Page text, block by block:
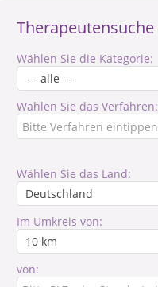
Therapeutensuche
Wählen Sie die Kategorie:
Wählen Sie das Verfahren:
Wählen Sie das Land:
Im Umkreis von:
von: